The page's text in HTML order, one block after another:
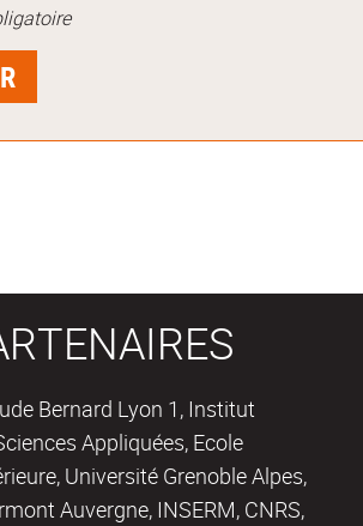
Bernard Lyon 1, Institut
Appliquées, Ecole
Université Grenoble Alpes,
Auvergne, INSERM, CNRS,